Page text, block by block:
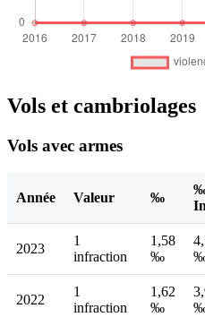
Vols et cambriolages
Vols avec armes
Année Valeur ‰
2023
1
infraction
1,58
‰
2022
1
infraction
1,62
‰